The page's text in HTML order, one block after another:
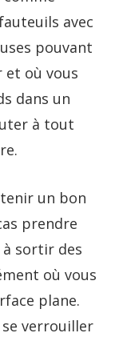
avec
pouvant
et où vous
dans un
à tout
un bon
prendre
sortir des
où vous
plane.
verrouiller